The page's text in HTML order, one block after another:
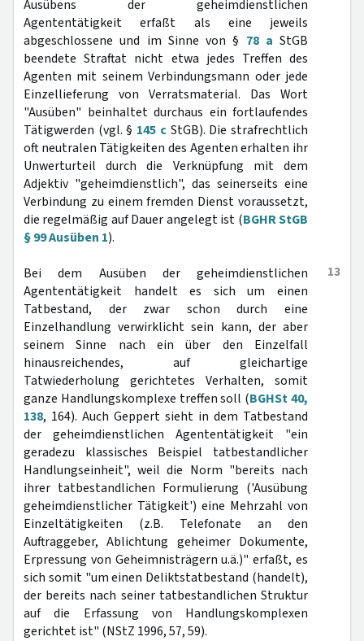
Ausübens der geheimdienstlichen
Agententätigkeit erfaßt als eine jeweils
abgeschlossene und im Sinne von § 78 a StGB
beendete Straftat nicht etwa jedes Treffen des
Agenten mit seinem Verbindungsmann oder jede
Einzellieferung von Verratsmaterial. Das Wort
"Ausüben" beinhaltet durchaus ein fortlaufendes
Tätigwerden (vgl. § 145 cStGB). Die strafrechtlich
oft neutralen Tätigkeiten des Agenten erhalten ihr
Unwerturteil durch die Verknüpfung mit dem
Adjektiv "geheimdienstlich", das seinerseits eine
Verbindung zu einem fremden Dienst voraussetzt,
die regelmäßig auf Dauer angelegt ist (BGHR StGB
§ 99 Ausüben 1).
13
Bei dem Ausüben der geheimdienstlichen
Agententätigkeit handelt es sich um einen
Tatbestand, der zwar schon durch eine
Einzelhandlung verwirklicht sein kann, der aber
seinem Sinne nach ein über den Einzelfall
hinausreichendes, auf gleichartige
Tatwiederholung gerichtetes Verhalten, somit
ganze Handlungskomplexe treffen soll (BGHSt 40,
138, 164). Auch Geppert sieht in dem Tatbestand
der geheimdienstlichen Agententätigkeit "ein
geradezu klassisches Beispiel tatbestandlicher
Handlungseinheit", weil die Norm "bereits nach
ihrer tatbestandlichen Formulierung ('Ausübung
geheimdienstlicher Tätigkeit') eine Mehrzahl von
Einzeltätigkeiten (z.B. Telefonate an den
Auftraggeber, Ablichtung geheimer Dokumente,
Erpressung von Geheimnisträgern u.ä.)" erfaßt, es
sich somit "um einen Deliktstatbestand (handelt),
der bereits nach seiner tatbestandlichen Struktur
auf die Erfassung von Handlungskomplexen
gerichtet ist" (NStZ 1996, 57, 59).